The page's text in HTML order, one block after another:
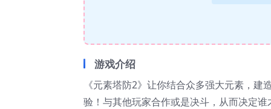
游戏介绍
《元素塔防2》让你结合众多强大元素，
验！与其他玩家合作或是决斗，从而决定